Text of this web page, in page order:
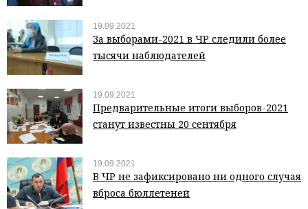
19.09.2021
За выборами-2021 в ЧР следили более
тысячи наблюдателей
19.09.2021
Предварительные итоги выборов-2021
станут известны 20 сентября
19.09.2021
В ЧР не зафиксировано ни одного случая
вброса бюллетеней